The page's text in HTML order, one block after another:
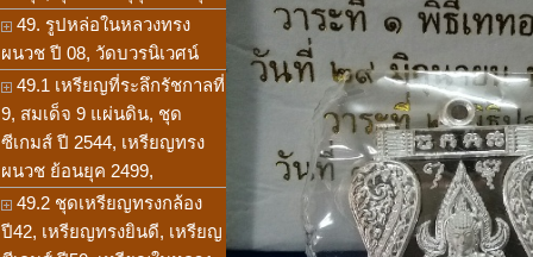
49. รูปหล่อในหลวงทรง
ผนวช ปี 08, วัดบวรนิเวศน์
49.1 เหรียญที่ระลึกรัชกาลที่
9, สมเด็จ 9 แผ่นดิน, ชุด
ซีเกมส์ ปี 2544, เหรียญทรง
ผนวช ย้อนยุค 2499,
49.2 ชุดเหรียญทรงกล้อง
ปี42, เหรียญทรงยินดี, เหรียญ